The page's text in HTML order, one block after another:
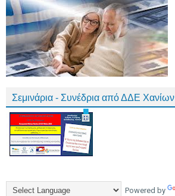
Σεμινάρια - Συνέδρια από ΔΔΕ Χανίων
Powered by